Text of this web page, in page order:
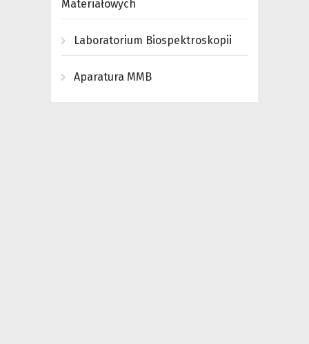
Materiałowych
Laboratorium Biospektroskopii
Aparatura MMB